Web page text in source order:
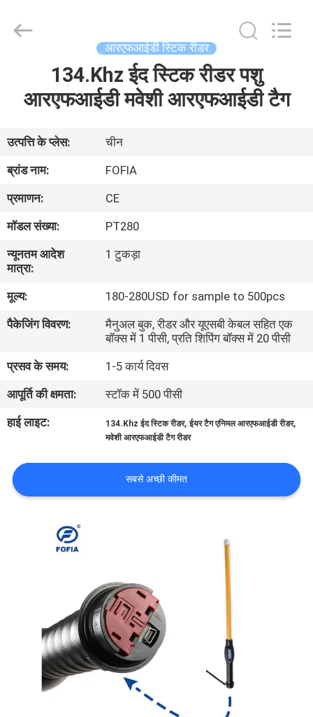
वीडियो
हमारे
बारे
में
कारखाना
भ्रमण
गुणवत्ता
नियंत्रण
करें
विनती
आरएफआईडी स्टिक रीडर
134.Khz ईद स्टिक रीडर पशु
आरएफआईडी मवेशी आरएफआईडी टैग
उत्पत्ति के प्लेस:
चीन
ब्रांड नाम:
FOFIA
प्रमाणन:
CE
मॉडल संख्या:
PT280
न्यूनतम आदेश
मात्रा:
1 टुकड़ा
मूल्य:
180-280USD for sample to 500pcs
पैकेजिंग विवरण:
मैनुअल बुक, रीडर और यूएसबी केबल सहित एक
बॉक्स में 1 पीसी, प्रति शिपिंग बॉक्स में 20 पीसी
प्रसव के समय:
1-5 कार्य दिवस
आपूर्ति की क्षमता:
स्टॉक में 500 पीसी
हाई लाइट:
134.Khz ईद स्टिक रीडर,ईयर टैग एनिमल आरएफआईडी रीडर,
मवेशी आरएफआईडी टैग रीडर
सबसे अच्छी कीमत